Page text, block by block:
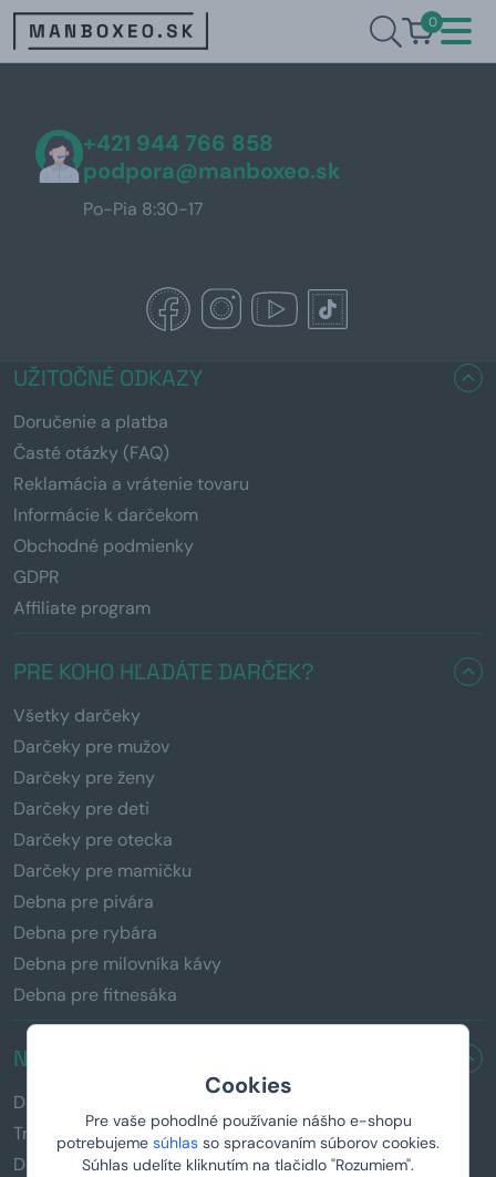
Cookies
Pre vaše pohodlné používanie nášho e-shopu
potrebujeme súhlas so spracovaním súborov cookies.
Súhlas udelíte kliknutím na tlačidlo "Rozumiem".
0
+421 944 766 858
podpora@manboxeo.sk
Po-Pia 8:30-17
UŽITOČNÉ ODKAZY
Doručenie a platba
Časté otázky (FAQ)
Reklamácia a vrátenie tovaru
Informácie k darčekom
Obchodné podmienky
GDPR
Affiliate program
PRE KOHO HĽADÁTE DARČEK?
Všetky darčeky
Darčeky pre mužov
Darčeky pre ženy
Darčeky pre deti
Darčeky pre otecka
Darčeky pre mamičku
Debna pre pivára
Debna pre rybára
Debna pre milovníka kávy
Debna pre fitnesáka
NAŠE PRODUKTY
Debny s páčidlom
Truhlice so zámočkom
Domáci pivovar